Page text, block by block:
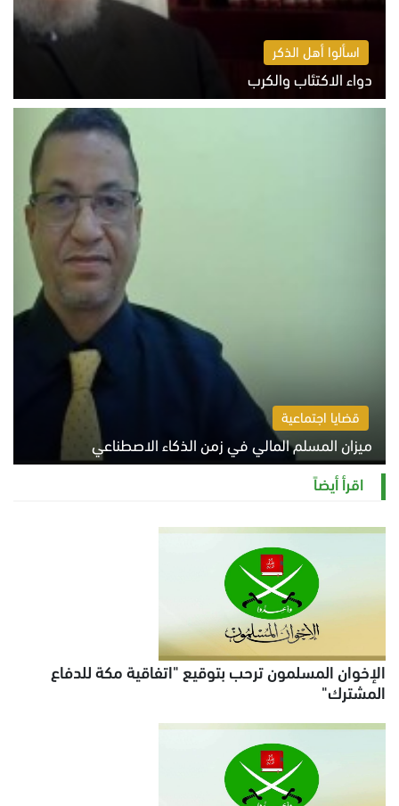
اسألوا أهل الذكر
دواء الاكتئاب والكرب
السبت 8 أغسطس 2026 10:54 ص
قضايا اجتماعية
ميزان المسلم المالي في زمن الذكاء الاصطناعي
السبت 8 أغسطس 2026 11:21 ص
اقرأ أيضاً
الإخوان المسلمون ترحب بتوقيع "اتفاقية مكة للدفاع
المشترك"